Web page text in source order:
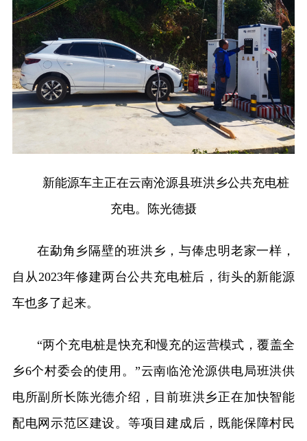
新能源车主正在云南沧源县班洪乡公共充电桩
充电。陈光德摄
在勐角乡隔壁的班洪乡，与俸忠明老家一样，
自从2023年修建两台公共充电桩后，街头的新能源
车也多了起来。
“两个充电桩是快充和慢充的运营模式，覆盖全
乡6个村委会的使用。”云南临沧沧源供电局班洪供
电所副所长陈光德介绍，目前班洪乡正在加快智能
配电网示范区建设。等项目建成后，既能保障村民